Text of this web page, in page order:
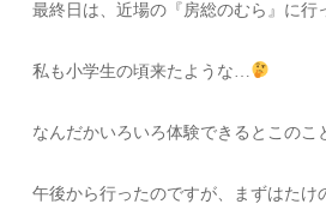
最終日は、近場の『房総のむら』に行
私も小学生の頃来たような…
なんだかいろいろ体験できるとこのこ
午後から行ったのですが、まずはたけ